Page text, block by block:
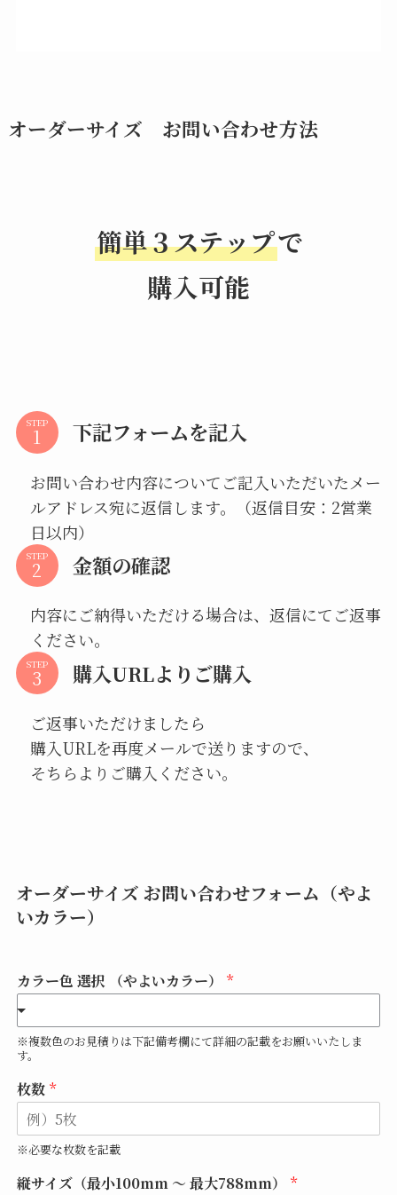
オーダーサイズ お問い合わせ方法
簡単３ステップで
購入可能
STEP 下記フォームを記入
お問い合わせ内容についてご記入いただいたメー
ルアドレス宛に返信します。（返信目安：2営業
日以内）
STEP 金額の確認
内容にご納得いただける場合は、返信にてご返事
ください。
STEP 購入URLよりご購入
ご返事いただけましたら
購入URLを再度メールで送りますので、
そちらよりご購入ください。
オーダーサイズ お問い合わせフォーム （やよ
いカラー）
カラー色 選択 （やよいカラー） *
※複数色のお見積りは下記備考欄にて詳細の記載をお願いいたしま
す。
枚数 *
※必要な枚数を記載
縦サイズ（最小100mm ～ 最大788mm） *